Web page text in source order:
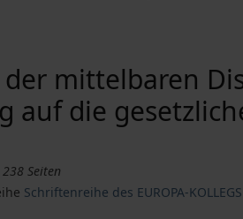
der mittelbaren
auf die
Seiten
Schriftenreihe des EUROPA-